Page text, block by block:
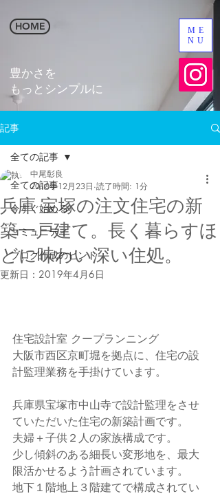
HOME
​豊かさを
​もっとシンプルに
ME
NU
記事
全ての記事
今すぐ始める
コミュニティ
ブログ作成のヒント
全ての記事
兵庫 宝塚の注文住宅の新
築一戸建て。長く暮らすほ
どに味わい深い住処。
中尾彰良
2018年12月23日 読了時間: 1分
更新日： 2019年4月6日
住宅設計室 クープランニング
大阪市西区京町堀を拠点に、住宅の設
計監理業務を手掛けています。
兵庫県宝塚市中山寺で設計監理をさせ
ていただいた住宅の新築計画です。
夫婦＋子供２人の家族構成です。
少し傾斜のある細長い変形地を、最大
限活かせるよう計画されています。
地下１階地上３階建てで構成されてい